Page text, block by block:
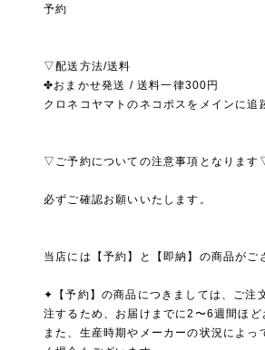
予約
▽配送方法/送料
✤おまかせ発送 / 送料一律300円
クロネコヤマトのネコポスをメインに追
▽ご予約についての注意事項となります
必ずご確認お願いいたします。
当店には【予約】と【即納】の商品がご
✦【予約】の商品につきましては、ご注
注するため、お届けまでに2〜6週間ほど
また、生産時期やメーカーの状況によ